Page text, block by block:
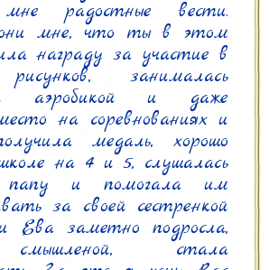
радостные вести.
мне, что ты в этом
награду за участие в
занималась
аэробикой и даже
на соревнованиях и
медаль, хорошо
на 4 и 5, слушалась
и помогала им
за своей сестренкой
Ева заметно подросла,
стала